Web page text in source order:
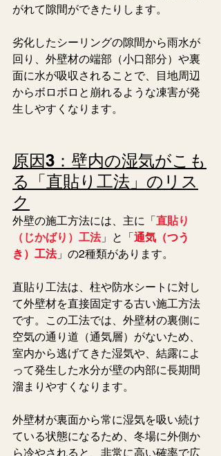
がれて隙間ができたりします。
劣化したシーリングの隙間から雨水が
回り、外壁材の端部（小口部分）や裏
面に水が吸収されることで、目地周辺
からボロボロと崩れるような凍害が発
生しやすくなります。
原因3：壁内の湿気がこも
る「直貼り工法」のリス
ク
外壁の施工方法には、主に「直貼り
（じかばり）工法」と「通気（つう
き）工法」の2種類があります。
直貼り工法は、柱や防水シートに対し
て外壁材を直接固定する古い施工方法
です。この工法では、外壁材の裏側に
空気の通り道（通気層）がないため、
室内から逃げてきた湿気や、結露によ
って発生した水分が壁の内部に長期間
溜まりやすくなります。
外壁材が裏面から常に湿気を吸い続け
ている状態になるため、冬場に外側か
ら冷やされると、非常に高い確率で広